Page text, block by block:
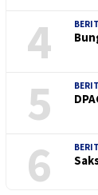
4
5
6